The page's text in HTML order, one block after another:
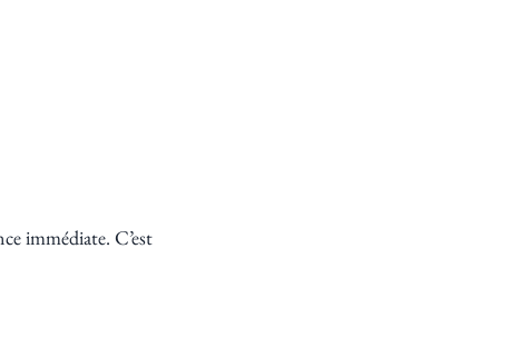
immédiate. C’est